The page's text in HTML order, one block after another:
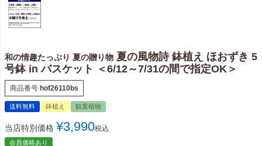
和の情趣たっぷり 夏の贈り物 夏の風物詩 鉢植え ほおずき 5
号鉢 in バスケット ＜6/12～7/31の間で指定OK＞
商品番号 hof26110bs
送料無料 鉢植え 観葉植物
当店特別価格 ¥3,990税込
会員価格あり